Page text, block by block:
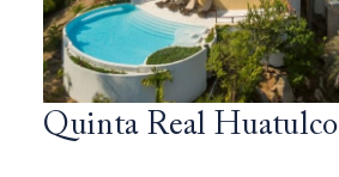
Quinta Real Huatulco